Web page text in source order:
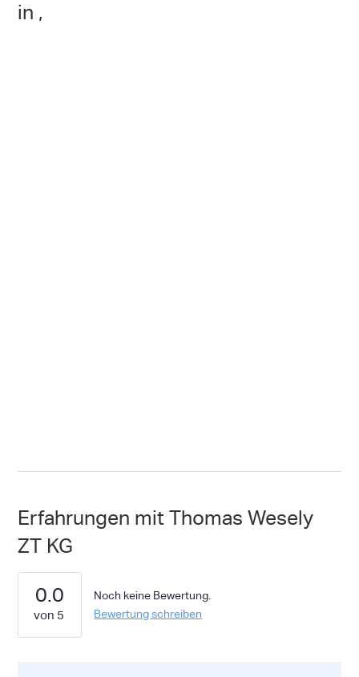
in ,
Erfahrungen mit Thomas Wesely
ZT KG
0.0
Noch keine Bewertung.
Bewertung schreiben